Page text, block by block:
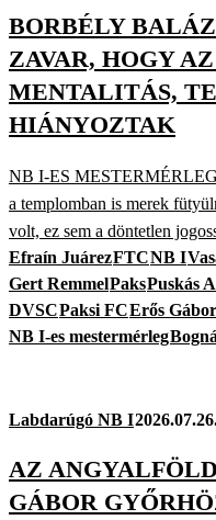
BORBÉLY
ZAVAR, HOGY
MENTALITÁS,
HIÁNYOZTAK
NB I-ES
a templomban is merek
volt, ez sem a döntetlen
Efraín JuárezFTCNB I
Gert RemmelPaksPuskás
DVSCPaksi FCErős Gábor
NB I-es mestermérleg
Labdarúgó NB I
AZ
GÁBOR